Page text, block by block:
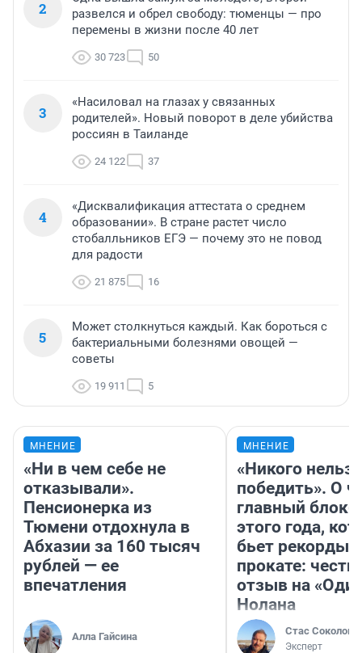
2
развелся и обрел свободу: тюменцы — про
перемены в жизни после 40 лет
30 723 50
3
«Насиловал на глазах у связанных
родителей». Новый поворот в деле убийства
россиян в Таиланде
24 122 37
4
«Дисквалификация аттестата о среднем
образовании». В стране растет число
стобалльников ЕГЭ — почему это не повод
для радости
21 875 16
5
Может столкнуться каждый. Как бороться с
бактериальными болезнями овощей —
советы
19 911 5
МНЕНИЕ
«Ни в чем себе не
отказывали».
Пенсионерка из
Тюмени отдохнула в
Абхазии за 160 тысяч
рублей — ее
впечатления
Алла Гайсина
МНЕНИЕ
«Никого нельзя
победить». О
главный
этого года,
бьет рекорды в
прокате:
отзыв на
Нолана
Стас Соколов
Эксперт